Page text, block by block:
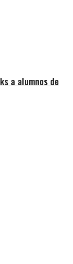
a alumnos de